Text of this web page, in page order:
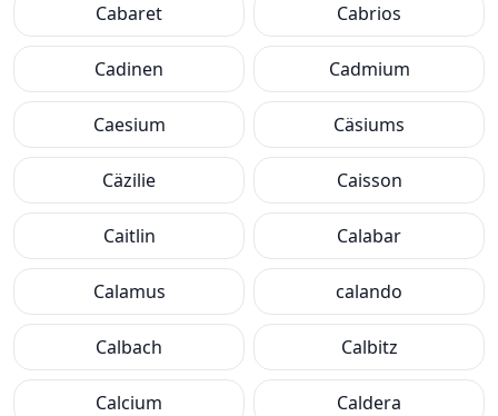
Cabaret Cabrios
Cadinen Cadmium
Caesium Cäsiums
Cäzilie Caisson
Caitlin Calabar
Calamus calando
Calbach Calbitz
Calcium Caldera